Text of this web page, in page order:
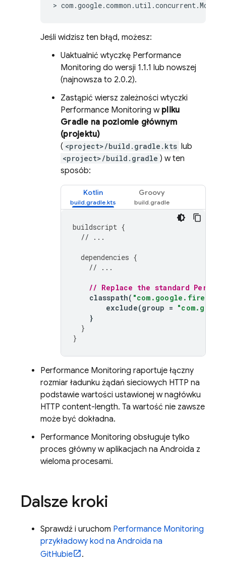
>
Jeśli widzisz ten błąd, możesz:
Uaktualnić wtyczkę Performance
Monitoring do wersji 1.1.1 lub nowszej
(najnowsza to 2.0.2).
Zastąpić wiersz zależności wtyczki
Performance Monitoring w pliku
Gradle na poziomie głównym
(projektu)
( <project>/build.gradle.kts lub
<project>/build.gradle ) w ten
sposób:
Kotlin Groovy
buildscript {
// ...
dependencies {
// ...
// Replace the standard
classpath(
exclude(group =
}
}
}
Performance Monitoring raportuje łączny
rozmiar ładunku żądań sieciowych HTTP na
podstawie wartości ustawionej w nagłówku
HTTP content-length. Ta wartość nie zawsze
może być dokładna.
Performance Monitoring obsługuje tylko
proces główny w aplikacjach na Androida z
wieloma procesami.
Dalsze kroki
Sprawdź i uruchom Performance Monitoring
przykładowy kod na Androida na
GitHubie
.